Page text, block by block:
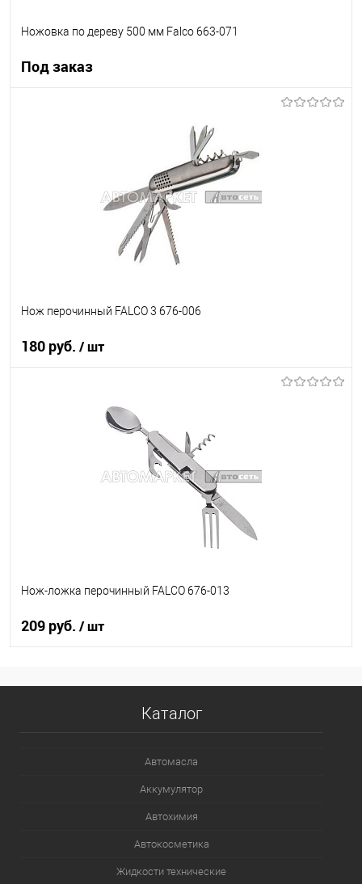
Ножовка по дереву 500 мм Falco 663-071
Под заказ
Недоступно
Нож перочинный FALCO 3 676-006
180 руб. / шт
Нож-ложка перочинный FALCO 676-013
209 руб. / шт
Каталог
Автомасла
Аккумулятор
Автохимия
Автокосметика
Жидкости технические